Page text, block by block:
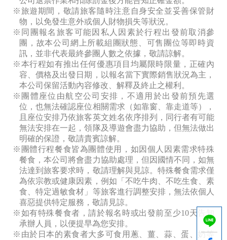
※旅遊期間，敬請旅客隨時注意自身安全並妥善保管財
物，以免發生意外或個人財物損失等狀況。
※同團報名旅客可能因私人因素於行程出發前取消參
團，故本公司網上所載組團狀態、可售團位等即時資
訊，並非代表最終參團人數之依據，敬請諒解。
※本行程如有推出任何優惠項目均屬限時限量，正確內
容、價格及出發日期，以報名當下實際銷售狀況為主，
本公司保留活動內容修改、解釋及終止之權利。
※團體座位由航空公司安排，不適用於出發前預先選
位，也無法確認座位相關需求（如靠窗、靠走道等），
且座位安排乃依旅客英文姓名依序排列，同行者有可能
無法安排在一起，領隊及導遊會盡力協助，但無法做出
明確的保證，敬請貴賓諒解。
※團體行程餐食皆為團體使用，如因個人因素需求特殊
餐食，本公司將會盡力協助處理，但因國情不同，如無
法達到旅客要求時，敬請理解與見諒。特殊餐食需求僅
為依宗教或健康因素，例如「不吃牛肉、不吃生食、素
食、特定過敏食材」等旅客進行調整安排，無法依個人
喜惡提供特定服務，敬請見諒。
※如有特殊餐食者，請於報名時或出發前至少10天告知
承辦人員，以便提早為您安排。
※由於日本的素食者大多可食用蔥、薑、蒜、蛋、奶等